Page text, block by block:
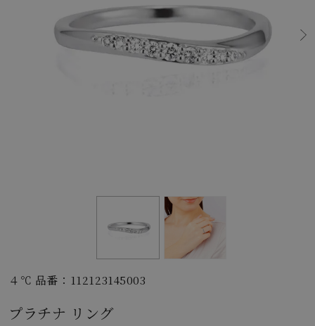
４℃
すべてのジュエリー
４℃ 品番：112123145003
プラチナ リング